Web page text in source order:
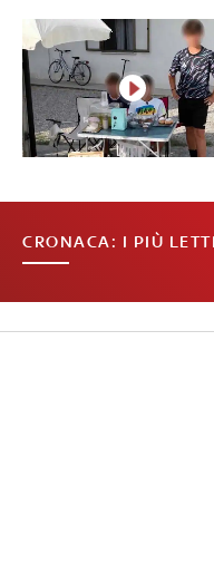
CRONACA: I PIÙ LETTI